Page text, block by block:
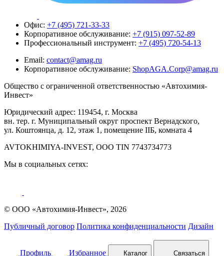
Офис: +7 (495) 721-33-33
Корпоративное обслуживание: +7 (915) 097-52-89
Профессиональный инструмент: +7 (495) 720-54-13
Email: contact@amag.ru
Корпоративное обслуживание: ShopAGA.Corp@amag.ru
Общество с ограниченной ответственностью «Автохимия-
Инвест»
Юридический адрес: 119454, г. Москва
вн. тер. г. Муниципальный округ проспект Вернадского,
ул. Коштоянца, д. 12, этаж 1, помещение IIБ, комната 4
AVTOKHIMIYA-INVEST, OOO TIN 7743734773
Мы в социальных сетях:
© ООО «Автохимия-Инвест», 2026
Публичный договор Политика конфиденциальности Дизайн
Профиль Избранное Каталог Связаться